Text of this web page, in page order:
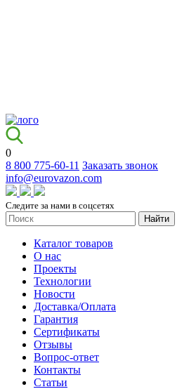
0
8 800 775-60-11 Заказать звонок
info@eurovazon.com
Следите за нами в соцсетях
Найти
Каталог товаров
О нас
Проекты
Технологии
Новости
Доставка/Оплата
Гарантия
Сертификаты
Отзывы
Вопрос-ответ
Контакты
Статьи